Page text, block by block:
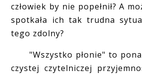
człowiek by nie popełnił? A
spotkała ich tak trudna
tego zdolny?
"Wszystko płonie" to
czystej czytelniczej